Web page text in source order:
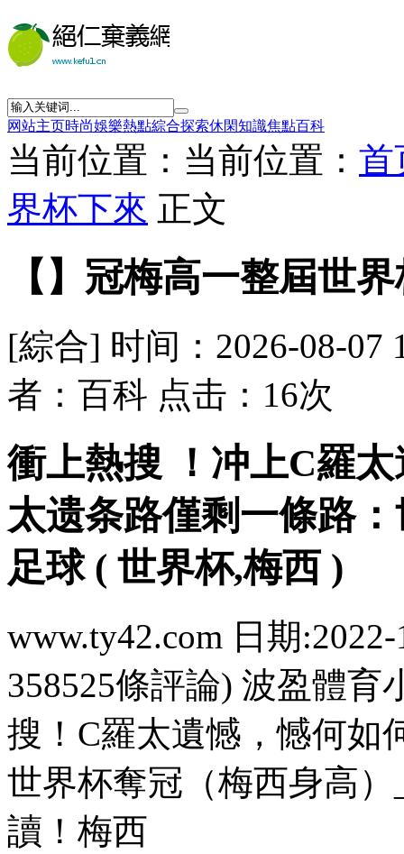
网站主页時尚娛樂熱點綜合探索休閑知識焦點百科
当前位置：当前位置： 首
界杯下來 正文
【】冠梅高一整屆世
[綜合] 时间：2026-08-07
者：百科 点击：16次
衝上熱搜 ！冲上C羅太
太遗条路僅剩一條路
足球 ( 世界杯,梅西 )
www.ty42.com 日期
358525條評論) 波盈體
搜 ！C羅太遺憾，憾何如
世界杯奪冠（梅西身高）_
讀 ！梅西